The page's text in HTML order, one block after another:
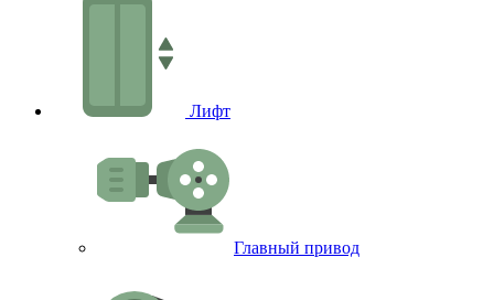
Лифт
Главный привод